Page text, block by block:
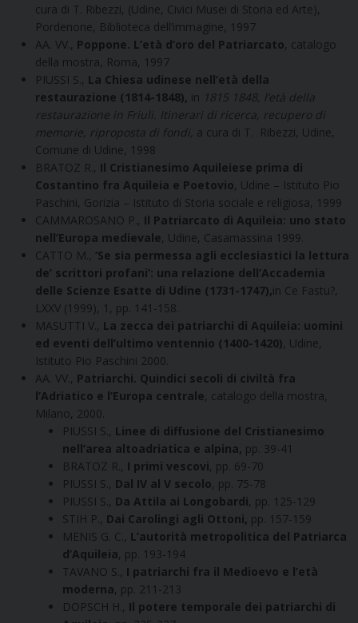
cura di T. Ribezzi, (Udine, Civici Musei di Storia ed Arte),
Pordenone, Biblioteca dell’immagine, 1997
AA. VV., Poppone. L’età d’oro del Patriarcato , catalogo
della mostra, Roma, 1997
PIUSSI S., La Chiesa udinese nell’età della
restaurazione (1814-1848), in 1815 1848, l’età della
restaurazione in Friuli. Itinerari di ricerca, recupero di
memorie, riproposta di fondi, a cura di T. Ribezzi, Udine,
Comune di Udine, 1998
BRATOZ R., Il Cristianesimo Aquileiese prima di
Costantino fra Aquileia e Poetovio , Udine – Istituto Pio
Paschini, Gorizia – Istituto di Storia sociale e religiosa, 1999
CAMMAROSANO P., Il Patriarcato di Aquileia: uno stato
nell’Europa medievale , Udine, Casamassina 1999.
CATTO M., ‘Se sia permessa agli ecclesiastici la lettura
de’ scrittori profani’: una relazione dell’Accademia
delle Scienze Esatte di Udine (1731-1747),in Ce Fastu?,
LXXV (1999), 1, pp. 141-158.
MASUTTI V., La zecca dei patriarchi di Aquileia: uomini
ed eventi dell’ultimo ventennio (1400-1420) , Udine,
Istituto Pio Paschini 2000.
AA. VV., Patriarchi. Quindici secoli di civiltà fra
l’Adriatico e l’Europa centrale , catalogo della mostra,
Milano, 2000.
PIUSSI S., Linee di diffusione del Cristianesimo
nell’area altoadriatica e alpina, pp. 39-41
BRATOZ R., I primi vescovi , pp. 69-70
PIUSSI S., Dal IV al V secolo , pp. 75-78
PIUSSI S., Da Attila ai Longobardi , pp. 125-129
STIH P., Dai Carolingi agli Ottoni, pp. 157-159
MENIS G. C., L’autorità metropolitica del Patriarca
d’Aquileia , pp. 193-194
TAVANO S.,
I patriarchi fra il Medioevo e l’età
moderna , pp. 211-213
DOPSCH H., Il potere temporale dei patriarchi di